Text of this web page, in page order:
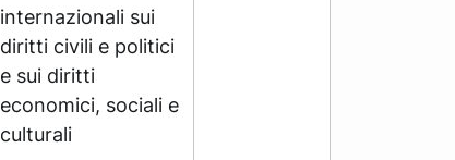
internazionali sui
diritti civili e politici
e sui diritti
economici, sociali e
culturali